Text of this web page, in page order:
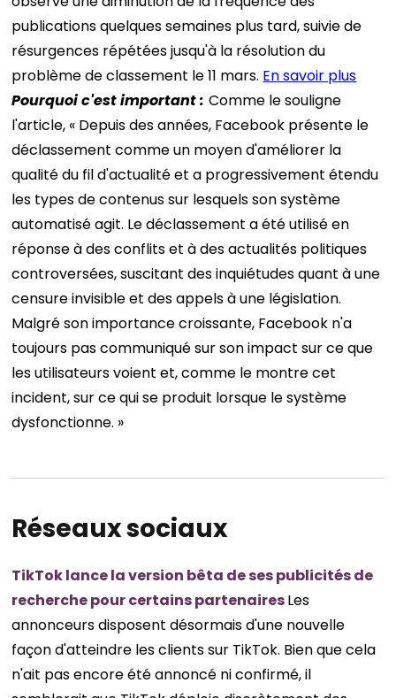
publications quelques semaines plus tard, suivie de
résurgences répétées jusqu'à la résolution du
problème de classement le 11 mars. En savoir plus
Pourquoi c'est important : Comme le souligne
l'article, « Depuis des années, Facebook présente le
déclassement comme un moyen d'améliorer la
qualité du fil d'actualité et a progressivement étendu
les types de contenus sur lesquels son système
automatisé agit. Le déclassement a été utilisé en
réponse à des conflits et à des actualités politiques
controversées, suscitant des inquiétudes quant à une
censure invisible et des appels à une législation.
Malgré son importance croissante, Facebook n'a
toujours pas communiqué sur son impact sur ce que
les utilisateurs voient et, comme le montre cet
incident, sur ce qui se produit lorsque le système
dysfonctionne. »
Réseaux sociaux
TikTok lance la version bêta de ses publicités de
recherche pour certains partenairesLes
annonceurs disposent désormais d'une nouvelle
façon d'atteindre les clients sur TikTok. Bien que cela
n'ait pas encore été annoncé ni confirmé, il